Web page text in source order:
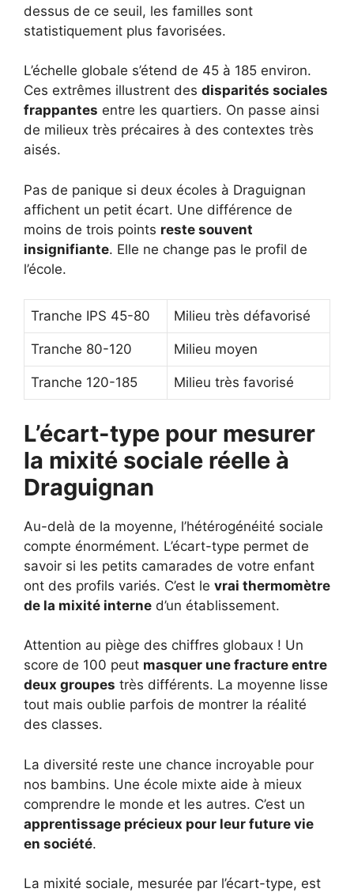
dessus de ce seuil, les familles sont
statistiquement plus favorisées.
L’échelle globale s’étend de 45 à 185 environ.
Ces extrêmes illustrent des disparités sociales
frappantes entre les quartiers. On passe ainsi
de milieux très précaires à des contextes très
aisés.
Pas de panique si deux écoles à Draguignan
affichent un petit écart. Une différence de
moins de trois points reste souvent
insignifiante. Elle ne change pas le profil de
l’école.
Tranche IPS 45-80 Milieu très défavorisé
Tranche 80-120 Milieu moyen
Tranche 120-185 Milieu très favorisé
L’écart-type pour mesurer
la mixité sociale réelle à
Draguignan
Au-delà de la moyenne, l’hétérogénéité sociale
compte énormément. L’écart-type permet de
savoir si les petits camarades de votre enfant
ont des profils variés. C’est le vrai thermomètre
de la mixité interne d’un établissement.
Attention au piège des chiffres globaux ! Un
score de 100 peut masquer une fracture entre
deux groupes très différents. La moyenne lisse
tout mais oublie parfois de montrer la réalité
des classes.
La diversité reste une chance incroyable pour
nos bambins. Une école mixte aide à mieux
comprendre le monde et les autres. C’est un
apprentissage précieux pour leur future vie
en société.
La mixité sociale, mesurée par l’écart-type, est